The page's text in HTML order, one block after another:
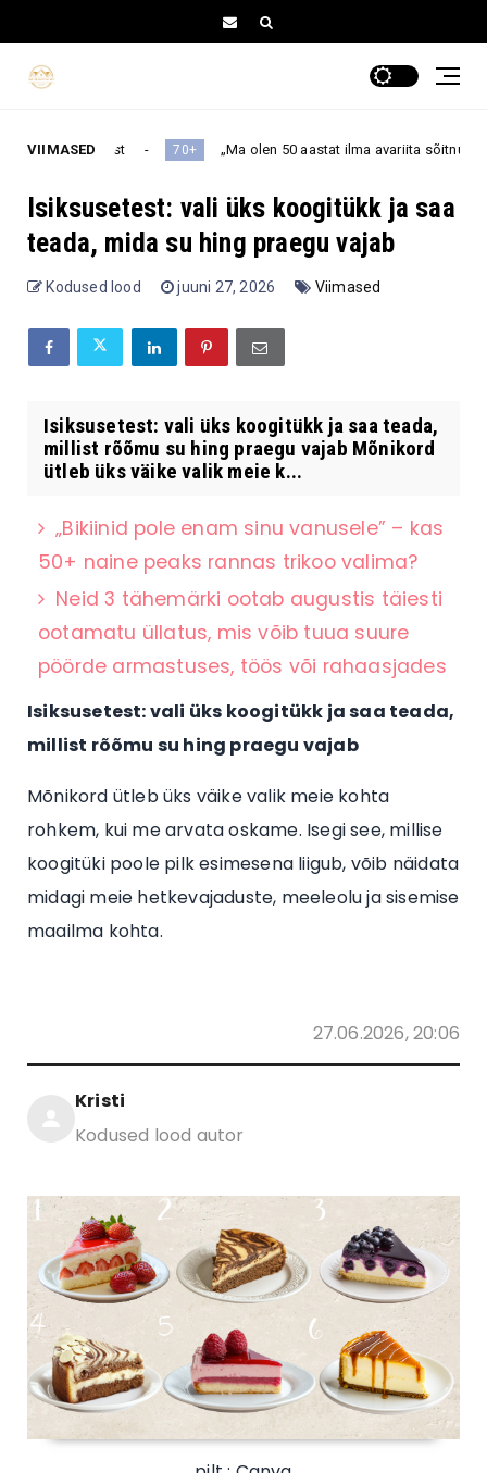
VIIMASED
70+ „Ma olen 50 aastat ilma avariita sõitnud” – kas 70+
Isiksusetest: vali üks koogitükk ja saa
teada, mida su hing praegu vajab
Kodused lood juuni 27, 2026 Viimased
Isiksusetest: vali üks koogitükk ja saa teada,
millist rõõmu su hing praegu vajab Mõnikord
ütleb üks väike valik meie k...
„Bikiinid pole enam sinu vanusele” – kas
50+ naine peaks rannas trikoo valima?
Neid 3 tähemärki ootab augustis täiesti
ootamatu üllatus, mis võib tuua suure
pöörde armastuses, töös või rahaasjades
Isiksusetest: vali üks koogitükk ja saa teada,
millist rõõmu su hing praegu vajab
Mõnikord ütleb üks väike valik meie kohta
rohkem, kui me arvata oskame. Isegi see, millise
koogitüki poole pilk esimesena liigub, võib näidata
midagi meie hetkevajaduste, meeleolu ja sisemise
maailma kohta.
27.06.2026, 20:06
Kristi
Kodused lood autor